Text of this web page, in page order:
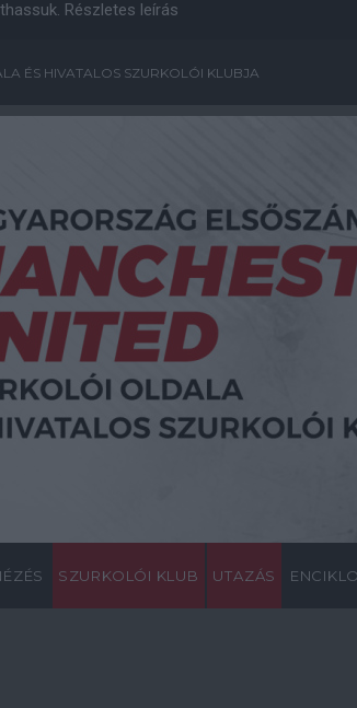
Részletes leírás
ÉS HIVATALOS SZURKOLÓI KLUBJA
SZURKOLÓI KLUB UTAZÁS